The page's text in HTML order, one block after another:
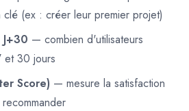
clé (ex : créer leur premier projet)
— combien d'utilisateurs
et 30 jours
Score) — mesure la satisfaction